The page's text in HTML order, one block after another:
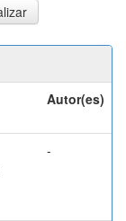
Autor(es)
-